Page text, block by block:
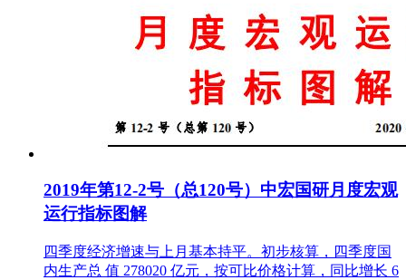
2019年第12-2号（总120号）中宏国研月度宏观
运行指标图解
四季度经济增速与上月基本持平。初步核算，四季度国
内生产总 值 278020 亿元，按可比价格计算，同比增长 6